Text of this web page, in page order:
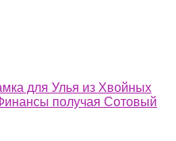
для Улья из Хвойных
получая Сотовый